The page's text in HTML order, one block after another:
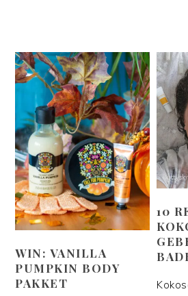
WIN: VANILLA
PUMPKIN BODY
PAKKET
10